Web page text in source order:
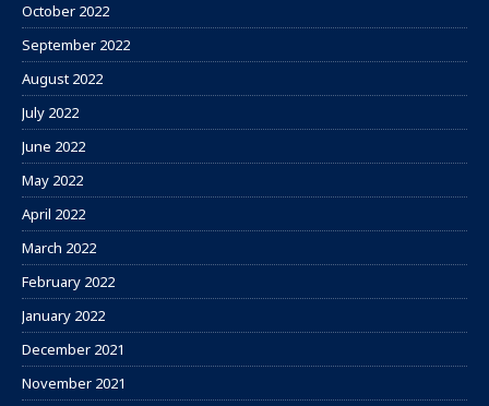
October 2022
September 2022
August 2022
July 2022
June 2022
May 2022
April 2022
March 2022
February 2022
January 2022
December 2021
November 2021